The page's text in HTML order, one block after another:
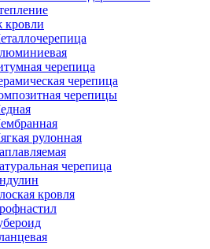
черепица
черепица
черепицы
рулонная
черепица
кровля